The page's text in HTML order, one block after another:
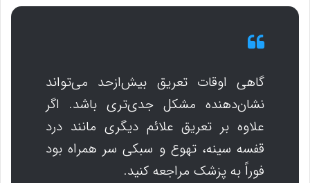
گاهی اوقات تعریق بیش‌از‌حد می‌تواند
نشان‌دهنده مشکل جدی‌تری باشد. اگر
علاوه بر تعریق علائم دیگری مانند درد
قفسه سینه، تهوع و سبکی سر همراه بود
فوراً به پزشک مراجعه کنید.